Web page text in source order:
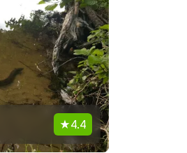
4.4